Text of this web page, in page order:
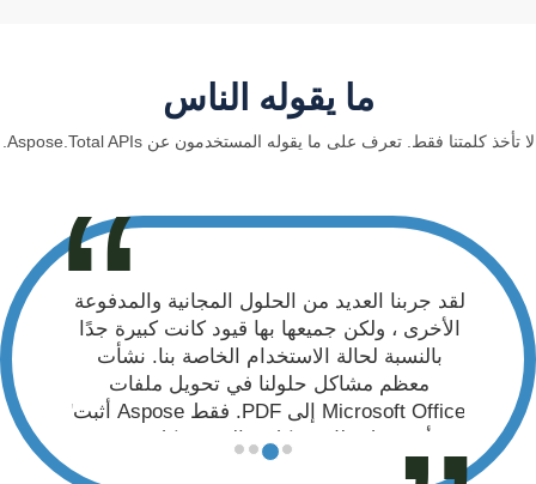
ما يقوله الناس
لا تأخذ كلمتنا فقط. تعرف على ما يقوله المستخدمون عن Aspose.Total APIs.
لقد جربنا العديد من الحلول المجانية والمدفوعة
الأخرى ، ولكن جميعها بها قيود كانت كبيرة جدًا
بالنسبة لحالة الاستخدام الخاصة بنا. نشأت
معظم مشاكل حلولنا في تحويل ملفات
Microsoft Office إلى PDF. فقط Aspose أثبت
أنه يفعل ذلك بشكل مثالي في كل مرة.